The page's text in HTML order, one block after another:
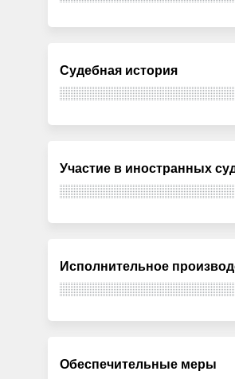
Судебная история
Участие в иностранных
Исполнительное
Обеспечительные меры